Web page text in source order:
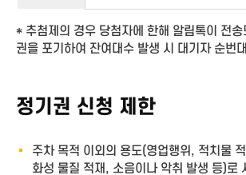
* 추첨제의 경우 당첨자에 한해 알림톡이 전송
권을 포기하여 잔여대수 발생 시 대기자 순번
정기권 신청 제한
주차 목적 이외의 용도(영업행위, 적치물
화성 물질 적재, 소음이나 악취 발생 등)로